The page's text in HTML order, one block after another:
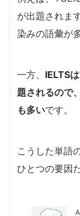
が出題されま
染みの語彙が
一方、 IELTS
題されるので
も多いです。
こうした単語
ひとつの要因